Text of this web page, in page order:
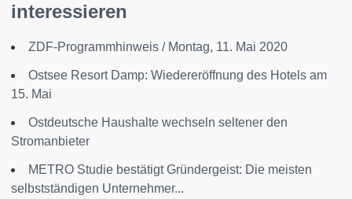
interessieren
ZDF-Programmhinweis / Montag, 11. Mai 2020
Ostsee Resort Damp: Wiedereröffnung des Hotels am
15. Mai
Ostdeutsche Haushalte wechseln seltener den
Stromanbieter
METRO Studie bestätigt Gründergeist: Die meisten
selbstständigen Unternehmer...